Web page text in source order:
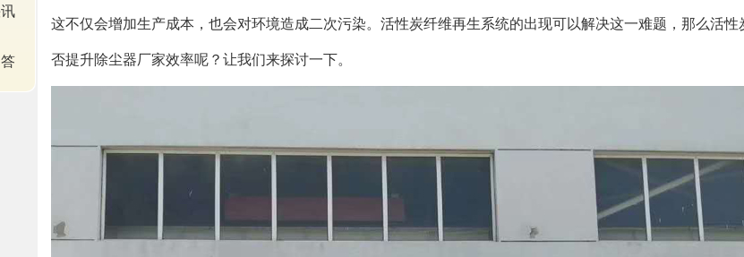
这不仅会增加生产成本，也会对环境造成二次污染。活性炭纤维再生系统的出现可以解决这一难题，那么活
否提升除尘器厂家效率呢？让我们来探讨一下。